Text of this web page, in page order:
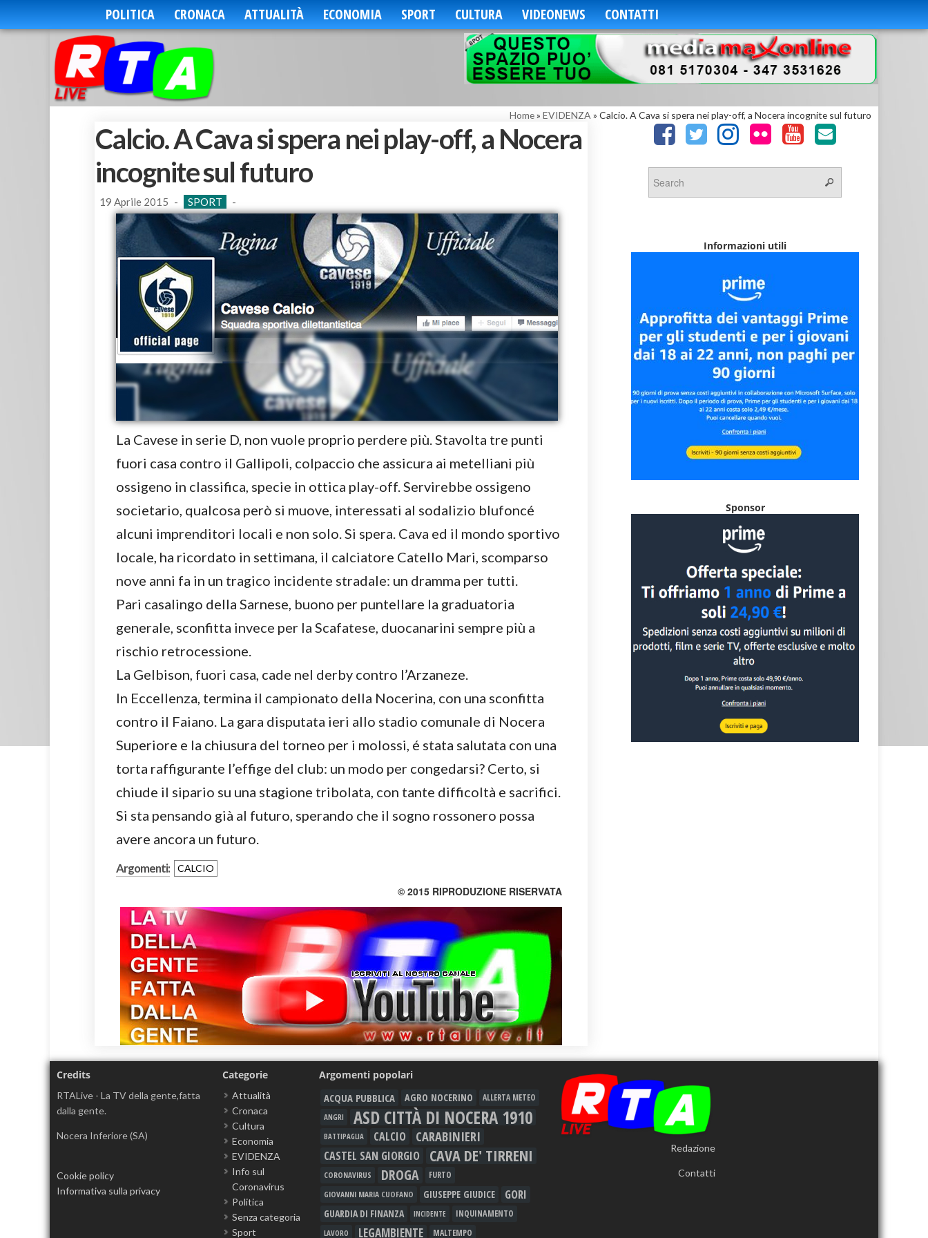
POLITICA CRONACA ATTUALITÀ ECONOMIA SPORT CULTURA VIDEONEWS CONTATTI
Home» EVIDENZA » Calcio. A Cava si spera nei play-off, a Nocera incognite sul futuro
Calcio. A Cava si spera nei play-off, a Nocera
incognite sul futuro
19 Aprile 2015 - SPORT -
La Cavese in serie D, non vuole proprio perdere più. Stavolta tre punti
fuori casa contro il Gallipoli, colpaccio che assicura ai metelliani più
ossigeno in classifica, specie in ottica play-off. Servirebbe ossigeno
societario, qualcosa però si muove, interessati al sodalizio blufoncé
alcuni imprenditori locali e non solo. Si spera. Cava ed il mondo sportivo
locale, ha ricordato in settimana, il calciatore Catello Mari, scomparso
nove anni fa in un tragico incidente stradale: un dramma per tutti.
Pari casalingo della Sarnese, buono per puntellare la graduatoria
generale, sconfitta invece per la Scafatese, duocanarini sempre più a
rischio retrocessione.
La Gelbison, fuori casa, cade nel derby contro l’Arzaneze.
In Eccellenza, termina il campionato della Nocerina, con una sconfitta
contro il Faiano. La gara disputata ieri allo stadio comunale di Nocera
Superiore e la chiusura del torneo per i molossi, é stata salutata con una
torta raffigurante l’effige del club: un modo per congedarsi? Certo, si
chiude il sipario su una stagione tribolata, con tante difficoltà e sacrifici.
Si sta pensando già al futuro, sperando che il sogno rossonero possa
avere ancora un futuro.
Argomenti: CALCIO
© 2015 RIPRODUZIONE RISERVATA
Informazioni utili
Sponsor
Credits
RTALive - La TV della gente,fatta
dalla gente.
Nocera Inferiore (SA)
Cookie policy
Informativa sulla privacy
Categorie
Attualità
Cronaca
Cultura
Economia
EVIDENZA
Info sul
Coronavirus
Politica
Senza categoria
Sport
Argomenti popolari
ACQUA PUBBLICA AGRO NOCERINO
ALLERTA METEO
ANGRI
ASD CITTÀ DI NOCERA 1910
BATTIPAGLIA CALCIO CARABINIERI
CASTEL SAN GIORGIO CAVA DE' TIRRENI
CORONAVIRUS DROGA FURTO
GIOVANNI MARIA CUOFANO GIUSEPPE GIUDICE GORI
GUARDIA DI FINANZA INCIDENTE INQUINAMENTO
LAVORO LEGAMBIENTE MALTEMPO
Redazione
Contatti